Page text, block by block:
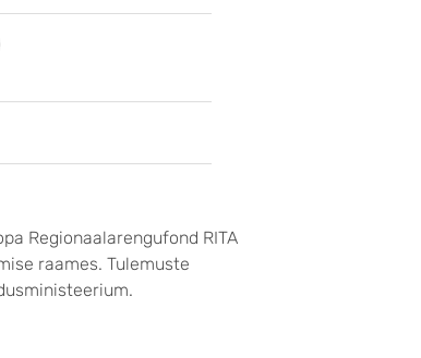
Regionaalarengufond RITA
raames. Tulemuste